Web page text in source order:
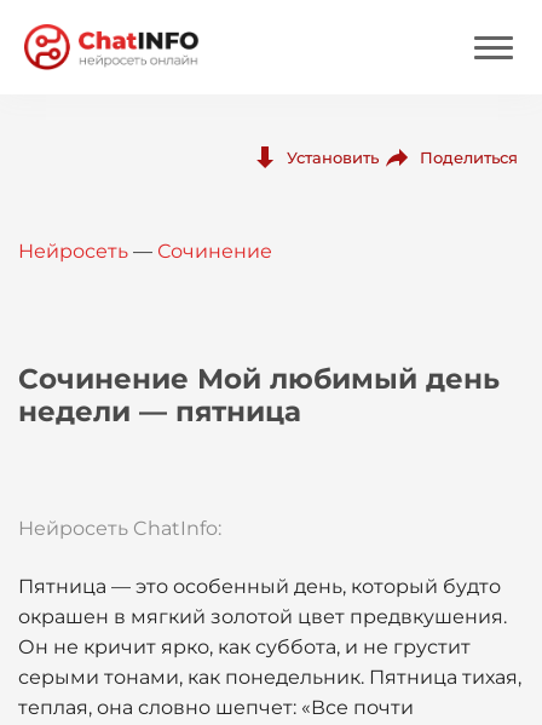
Вход
Установить Поделиться
Нейросеть — Сочинение
Сочинение Мой любимый день
недели — пятница
Нейросеть ChatInfo:
Пятница — это особенный день, который будто
окрашен в мягкий золотой цвет предвкушения.
Он не кричит ярко, как суббота, и не грустит
серыми тонами, как понедельник. Пятница тихая,
теплая, она словно шепчет: «Все почти